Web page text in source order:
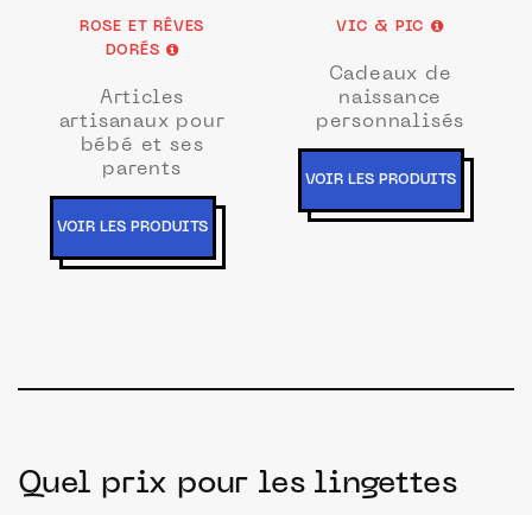
ROSE ET RÊVES
DORÉS
Articles
artisanaux pour
bébé et ses
parents
VOIR LES PRODUITS
VIC & PIC
Cadeaux de
naissance
personnalisés
VOIR LES PRODUITS
Quel prix pour les lingettes